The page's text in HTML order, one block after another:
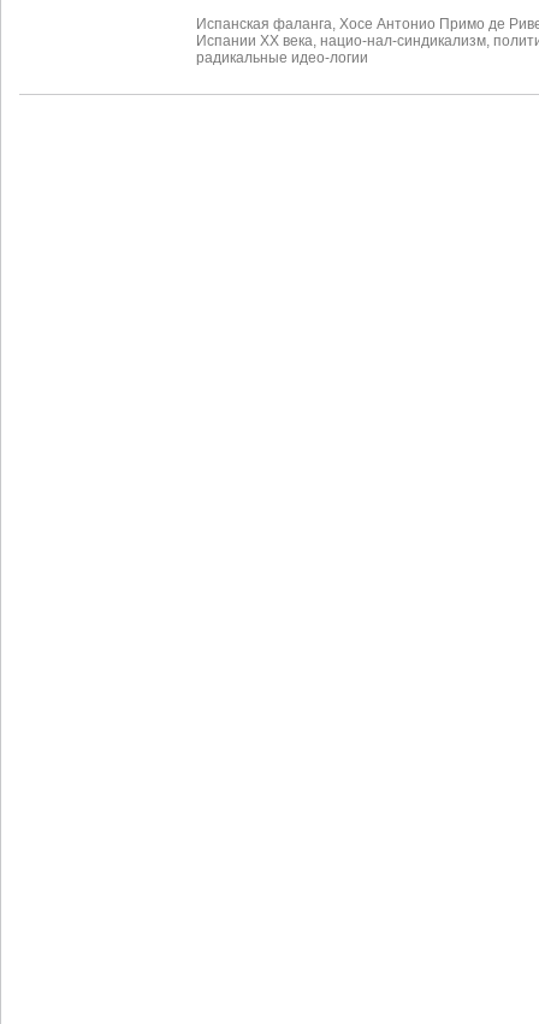
Испанская фаланга Хосе Антонио Примо де
Испании ХХ века нацио-нал-синдикализм
радикальные идео-логии